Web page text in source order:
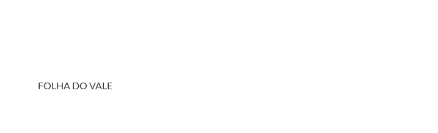
FOLHA DO VALE